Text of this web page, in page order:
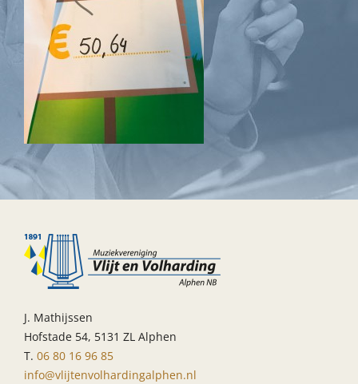
J. Mathijssen
Hofstade 54, 5131 ZL Alphen
T. 06 80 16 96 85
info@vlijtenvolhardingalphen.nl